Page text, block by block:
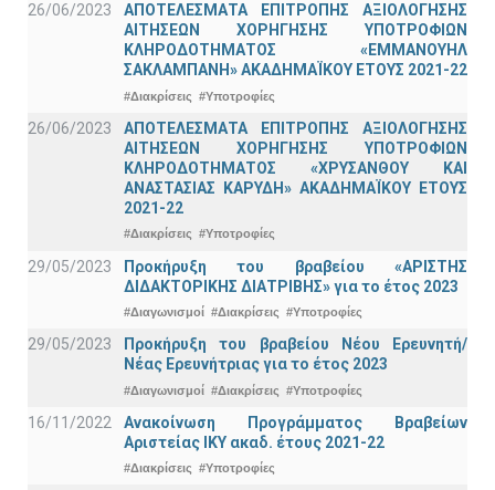
26/06/2023
ΑΠΟΤΕΛΕΣΜΑΤΑ ΕΠΙΤΡΟΠΗΣ ΑΞΙΟΛΟΓΗΣΗΣ
ΑΙΤΗΣΕΩΝ ΧΟΡΗΓΗΣΗΣ ΥΠΟΤΡΟΦΙΩΝ
ΚΛΗΡΟΔΟΤΗΜΑΤΟΣ «ΕΜΜΑΝΟΥΗΛ
ΣΑΚΛΑΜΠΑΝΗ» ΑΚΑΔΗΜΑΪΚΟΥ ΕΤΟΥΣ 2021-22
#Διακρίσεις #Υποτροφίες
26/06/2023
ΑΠΟΤΕΛΕΣΜΑΤΑ ΕΠΙΤΡΟΠΗΣ ΑΞΙΟΛΟΓΗΣΗΣ
ΑΙΤΗΣΕΩΝ ΧΟΡΗΓΗΣΗΣ ΥΠΟΤΡΟΦΙΩΝ
ΚΛΗΡΟΔΟΤΗΜΑΤΟΣ «ΧΡΥΣΑΝΘΟΥ ΚΑΙ
ΑΝΑΣΤΑΣΙΑΣ ΚΑΡΥΔΗ» ΑΚΑΔΗΜΑΪΚΟΥ ΕΤΟΥΣ
2021-22
#Διακρίσεις #Υποτροφίες
29/05/2023
Προκήρυξη του βραβείου «ΑΡΙΣΤΗΣ
ΔΙΔΑΚΤΟΡΙΚΗΣ ΔΙΑΤΡΙΒΗΣ» για το έτος 2023
#Διαγωνισμοί #Διακρίσεις #Υποτροφίες
29/05/2023
Προκήρυξη του βραβείου Νέου Ερευνητή/
Νέας Ερευνήτριας για το έτος 2023
#Διαγωνισμοί #Διακρίσεις #Υποτροφίες
16/11/2022
Ανακοίνωση Προγράμματος Βραβείων
Αριστείας ΙΚΥ ακαδ. έτους 2021-22
#Διακρίσεις #Υποτροφίες